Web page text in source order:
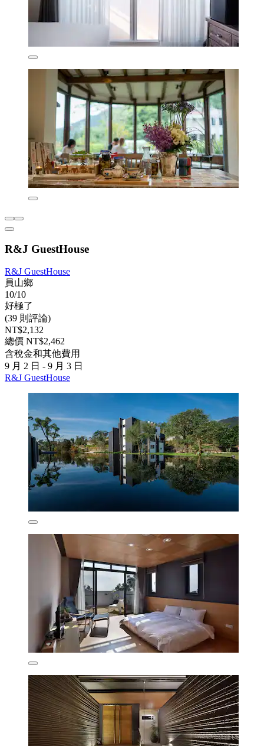
R&J GuestHouse
R&J GuestHouse
員山鄉
10/10
好極了
(39 則評論)
NT$2,132
總價 NT$2,462
含稅金和其他費用
9 月 2 日 - 9 月 3 日
R&J GuestHouse